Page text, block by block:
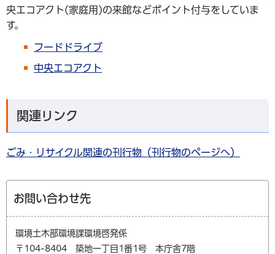
央エコアクト(家庭用)の来館などポイント付与をしていま
す。
フードドライブ
中央エコアクト
関連リンク
ごみ・リサイクル関連の刊行物（刊行物のページへ）
お問い合わせ先
環境土木部環境課環境啓発係
〒104-8404 築地一丁目1番1号 本庁舎7階